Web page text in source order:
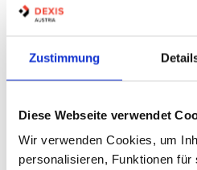
Zustimmung
Diese Webseite verwendet
Wir verwenden Cookies, um
personalisieren, Funktionen
Länge:
14
Lager anzeigen